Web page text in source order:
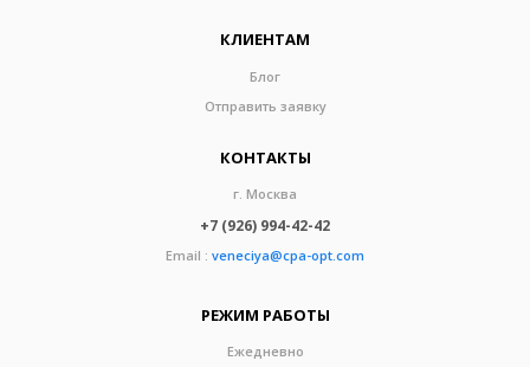
КЛИЕНТАМ
Блог
Отправить заявку
КОНТАКТЫ
г. Москва
+7 (926) 994-42-42
Email : veneciya@cpa-opt.com
РЕЖИМ РАБОТЫ
Ежедневно